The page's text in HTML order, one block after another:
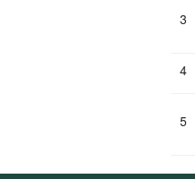
3
4
5